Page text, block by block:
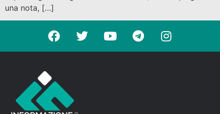
una nota, […]